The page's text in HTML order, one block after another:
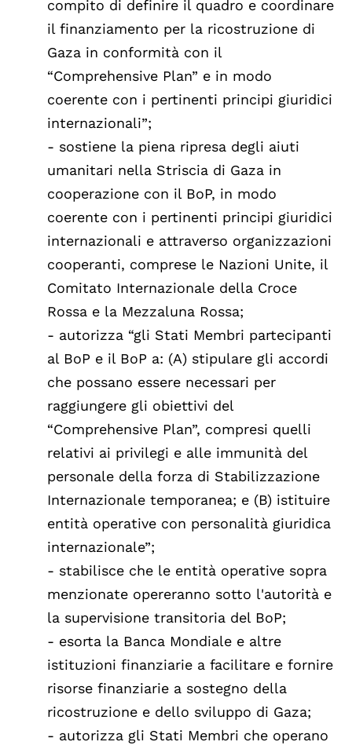
compito di definire il quadro e coordinare
il finanziamento per la ricostruzione di
Gaza in conformità con il
“Comprehensive Plan” e in modo
coerente con i pertinenti principi giuridici
internazionali”;
- sostiene la piena ripresa degli aiuti
umanitari nella Striscia di Gaza in
cooperazione con il BoP, in modo
coerente con i pertinenti principi giuridici
internazionali e attraverso organizzazioni
cooperanti, comprese le Nazioni Unite, il
Comitato Internazionale della Croce
Rossa e la Mezzaluna Rossa;
- autorizza “gli Stati Membri partecipanti
al BoP e il BoP a: (A) stipulare gli accordi
che possano essere necessari per
raggiungere gli obiettivi del
“Comprehensive Plan”, compresi quelli
relativi ai privilegi e alle immunità del
personale della forza di Stabilizzazione
Internazionale temporanea; e (B) istituire
entità operative con personalità giuridica
internazionale”;
- stabilisce che le entità operative sopra
menzionate opereranno sotto l'autorità e
la supervisione transitoria del BoP;
- esorta la Banca Mondiale e altre
istituzioni finanziarie a facilitare e fornire
risorse finanziarie a sostegno della
ricostruzione e dello sviluppo di Gaza;
- autorizza gli Stati Membri che operano